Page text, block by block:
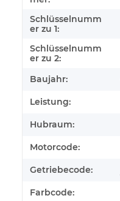
Schlüsselnumm
er zu 1:
Schlüsselnumm
er zu 2:
Baujahr:
Leistung:
Hubraum:
Motorcode:
Getriebecode:
Farbcode: